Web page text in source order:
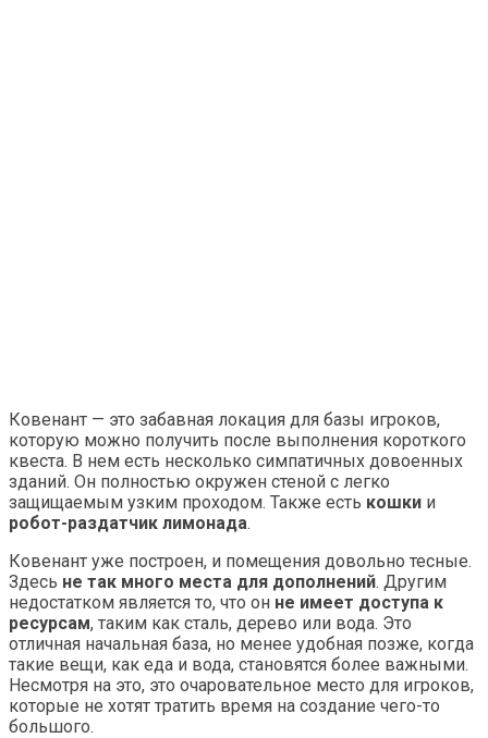
Ковенант — это забавная локация для базы игроков,
которую можно получить после выполнения короткого
квеста. В нем есть несколько симпатичных довоенных
зданий. Он полностью окружен стеной с легко
защищаемым узким проходом. Также есть кошки и
робот-раздатчик лимонада.
Ковенант уже построен, и помещения довольно тесные.
Здесь не так много места для дополнений. Другим
недостатком является то, что он не имеет доступа к
ресурсам, таким как сталь, дерево или вода. Это
отличная начальная база, но менее удобная позже, когда
такие вещи, как еда и вода, становятся более важными.
Несмотря на это, это очаровательное место для игроков,
которые не хотят тратить время на создание чего-то
большого.